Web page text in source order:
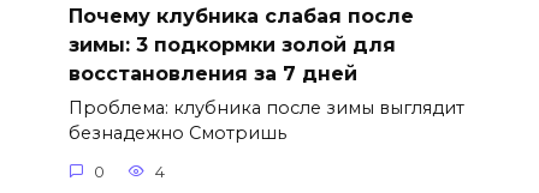
Почему клубника слабая после
зимы: 3 подкормки золой для
восстановления за 7 дней
Проблема: клубника после зимы выглядит
безнадежно Смотришь
0 4